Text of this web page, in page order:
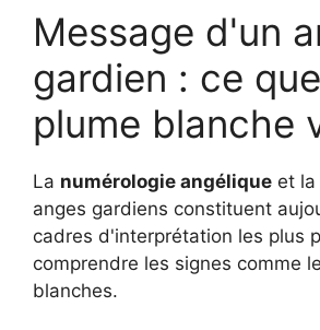
Message d'un
gardien : ce
plume blanche
La numérologie angélique et
anges gardiens constituent
cadres d'interprétation les plus
comprendre les signes comme
blanches.